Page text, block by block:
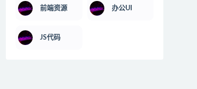
前端资源 办公UI
JS代码